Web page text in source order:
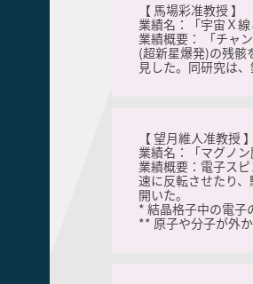
【 馬場彩准教授 】
業績名：「宇宙Ｘ
業績概要： 「チャ
(超新星爆発)の残骸
見した。同研究は
【 望月維人准教授 】
業績名：「マグノ
業績概要：電子ス
速に反転させたり
開いた。
* 結晶格子中の電子
** 原子や分子が外